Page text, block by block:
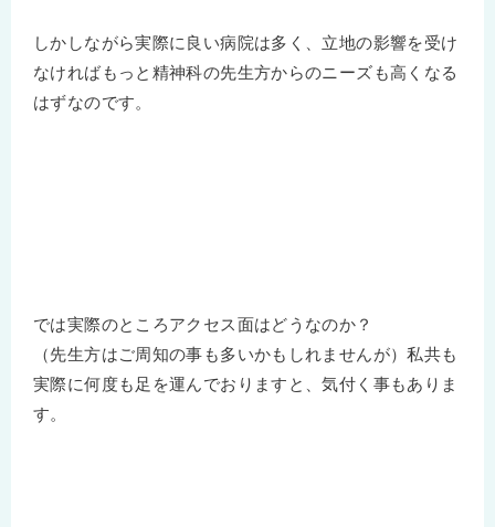
しかしながら実際に良い病院は多く、立地の影響を受け
なければもっと精神科の先生方からのニーズも高くなる
はずなのです。
では実際のところアクセス面はどうなのか？
（先生方はご周知の事も多いかもしれませんが）私共も
実際に何度も足を運んでおりますと、気付く事もありま
す。